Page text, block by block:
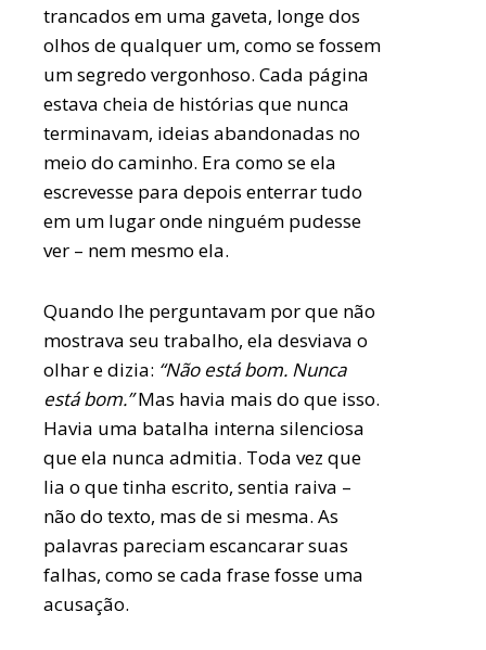
trancados em uma gaveta, longe dos
olhos de qualquer um, como se fossem
um segredo vergonhoso. Cada página
estava cheia de histórias que nunca
terminavam, ideias abandonadas no
meio do caminho. Era como se ela
escrevesse para depois enterrar tudo
em um lugar onde ninguém pudesse
ver – nem mesmo ela.
Quando lhe perguntavam por que não
mostrava seu trabalho, ela desviava o
olhar e dizia: “Não está bom. Nunca
está bom.”Mas havia mais do que isso.
Havia uma batalha interna silenciosa
que ela nunca admitia. Toda vez que
lia o que tinha escrito, sentia raiva –
não do texto, mas de si mesma. As
palavras pareciam escancarar suas
falhas, como se cada frase fosse uma
acusação.